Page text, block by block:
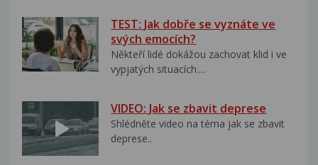
TEST: Jak dobře se vyznáte ve
svých emocích?
Někteří lidé dokážou zachovat klid i ve
vypjatých situacích....
VIDEO: Jak se zbavit deprese
Shlédněte video na téma jak se zbavit
deprese..